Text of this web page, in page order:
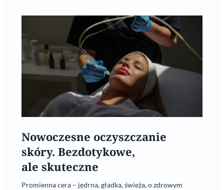
Nowoczesne oczyszczanie
skóry. Bezdotykowe,
ale skuteczne
Promienna cera – jędrna, gładka, świeża, o zdrowym